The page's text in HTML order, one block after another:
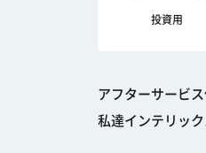
投資用
アフターサービ
私達インテリッ